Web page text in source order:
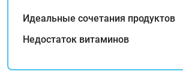
Идеальные сочетания продуктов
Недостаток витаминов